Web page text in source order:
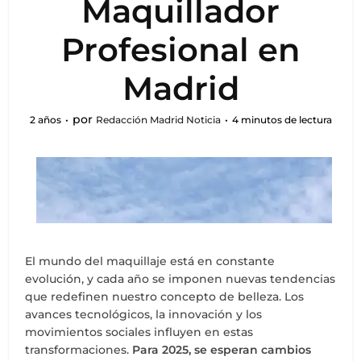
Maquillador
Profesional en
Madrid
2 años por Redacción Madrid Noticia 4 minutos de lectura
El mundo del maquillaje está en constante
evolución, y cada año se imponen nuevas tendencias
que redefinen nuestro concepto de belleza. Los
avances tecnológicos, la innovación y los
movimientos sociales influyen en estas
transformaciones. Para 2025, se esperan cambios